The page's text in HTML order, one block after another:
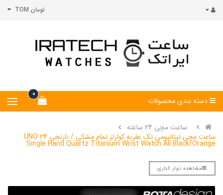
تومان TOM
0
دسته بندی محصولات
ساعت مچی 24 ساعته
ساعت مچی تیتانیومی تک عقربه کوارتز تمام مشکی / نارنجی UNO 24
Single Hand Quartz Titanium Wrist Watch All Black/Orange
مشاهده نوار کناری